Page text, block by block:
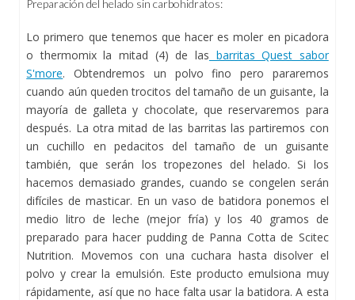
Preparación del helado sin carbohidratos:
Lo primero que tenemos que hacer es moler en picadora
o thermomix la mitad (4) de las barritas Quest sabor
S'more. Obtendremos un polvo fino pero pararemos
cuando aún queden trocitos del tamaño de un guisante, la
mayoría de galleta y chocolate, que reservaremos para
después. La otra mitad de las barritas las partiremos con
un cuchillo en pedacitos del tamaño de un guisante
también, que serán los tropezones del helado. Si los
hacemos demasiado grandes, cuando se congelen serán
difíciles de masticar. En un vaso de batidora ponemos el
medio litro de leche (mejor fría) y los 40 gramos de
preparado para hacer pudding de Panna Cotta de Scitec
Nutrition. Movemos con una cuchara hasta disolver el
polvo y crear la emulsión. Este producto emulsiona muy
rápidamente, así que no hace falta usar la batidora. A esta